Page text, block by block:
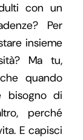
con un
Per
insieme
Ma tu,
quando
bisogno di
perché
E capisci